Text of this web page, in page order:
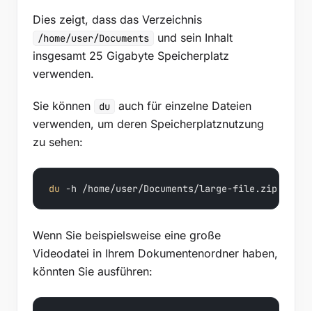
Dies zeigt, dass das Verzeichnis
/home/user/Documents
und sein Inhalt
insgesamt 25 Gigabyte Speicherplatz
verwenden.
Sie können du
auch für einzelne Dateien
verwenden, um deren Speicherplatznutzung
zu sehen:
du -h /home/user/Documents/large-file.zip
Wenn Sie beispielsweise eine große
Videodatei in Ihrem Dokumentenordner haben,
könnten Sie ausführen: